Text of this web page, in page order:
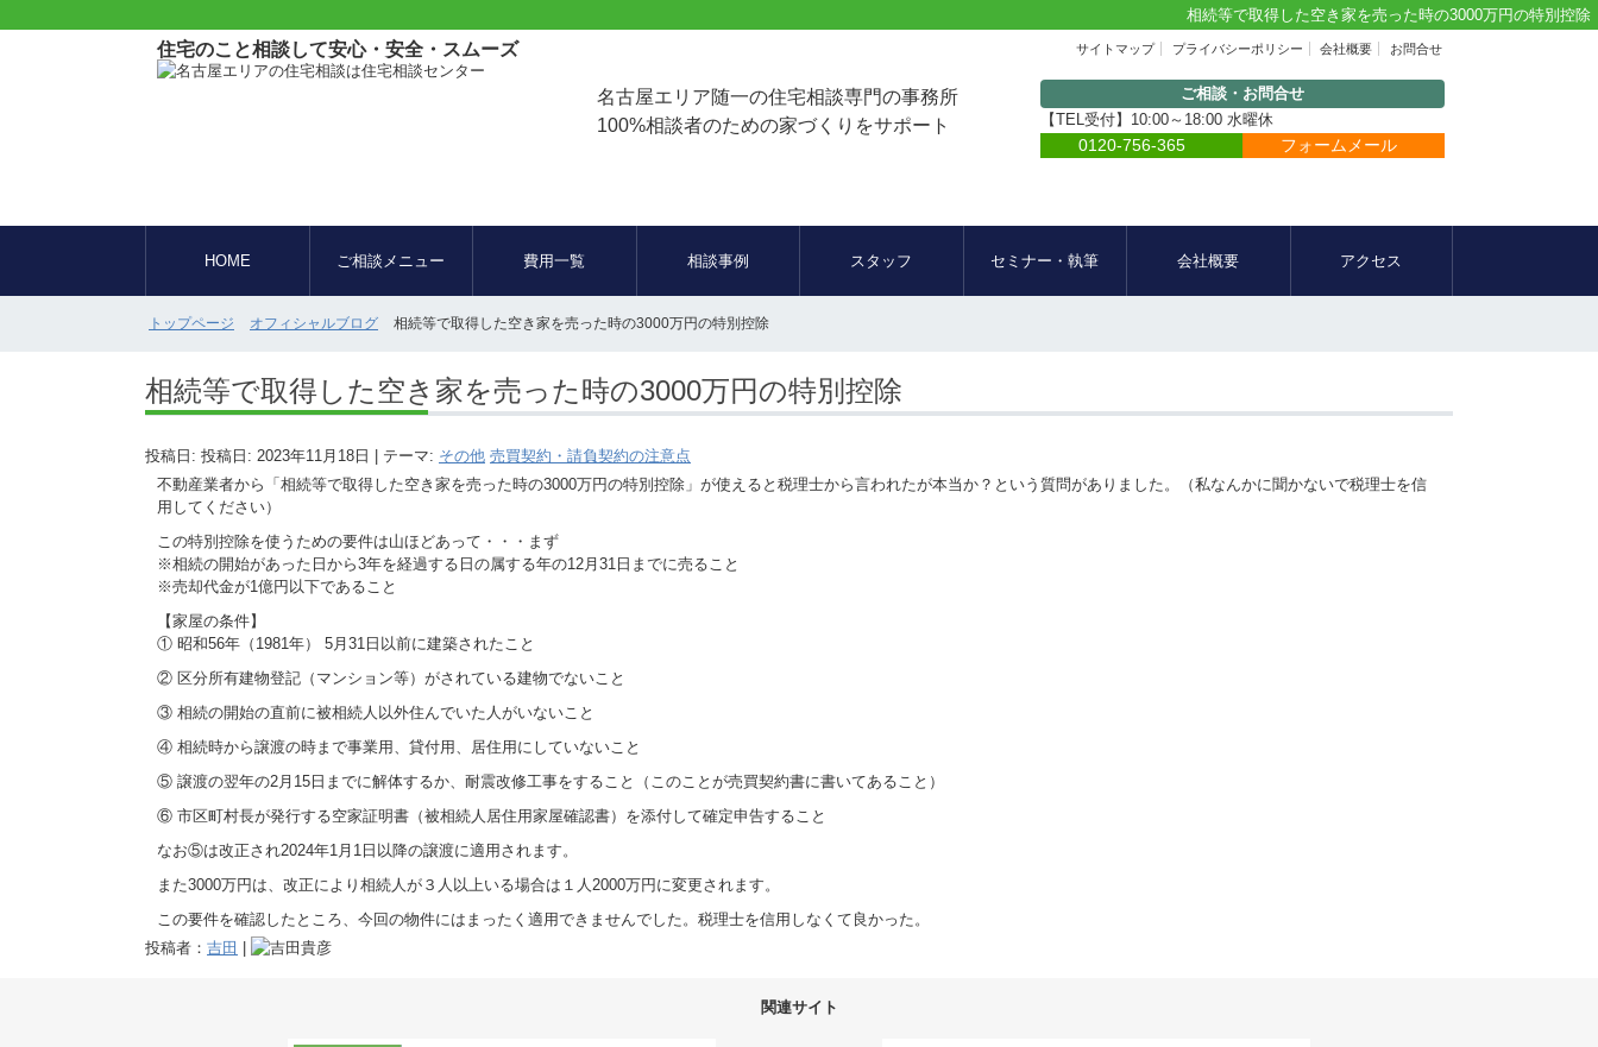
相続等で取得した空き家を売った時の3000万円の特別控除
住宅のこと相談して安心・安全・スムーズ
名古屋エリア随一の住宅相談専門の事務所
100%相談者のための家づくりをサポート
ご相談・お問合せ
【TEL受付】10:00～18:00 水曜休
0120-756-365 フォームメール
サイトマップ プライバシーポリシー 会社概要 お問合せ
HOME ご相談メニュー 費用一覧 相談事例 スタッフ セミナー・執筆 会社概要 アクセス
トップページ オフィシャルブログ 相続等で取得した空き家を売った時の3000万円の特別控除
相続等で取得した空き家を売った時の3000万円の特別控除
投稿日: 投稿日: 2023年11月18日 | テーマ: その他 売買契約・請負契約の注意点
不動産業者から「相続等で取得した空き家を売った時の3000万円の特別控除」が使えると税理士から言われたが本当か？という質問がありました。（私なんかに聞かないで税理士を信
用してください）
この特別控除を使うための要件は山ほどあって・・・まず
※相続の開始があった日から3年を経過する日の属する年の12月31日までに売ること
※売却代金が1億円以下であること
【家屋の条件】
① 昭和56年（1981年） 5月31日以前に建築されたこと
② 区分所有建物登記（マンション等）がされている建物でないこと
③ 相続の開始の直前に被相続人以外住んでいた人がいないこと
④ 相続時から譲渡の時まで事業用、貸付用、居住用にしていないこと
⑤ 譲渡の翌年の2月15日までに解体するか、耐震改修工事をすること（このことが売買契約書に書いてあること）
⑥ 市区町村長が発行する空家証明書（被相続人居住用家屋確認書）を添付して確定申告すること
なお⑤は改正され2024年1月1日以降の譲渡に適用されます。
また3000万円は、改正により相続人が３人以上いる場合は１人2000万円に変更されます。
この要件を確認したところ、今回の物件にはまったく適用できませんでした。税理士を信用しなくて良かった。
投稿者： 吉田
関連サイト